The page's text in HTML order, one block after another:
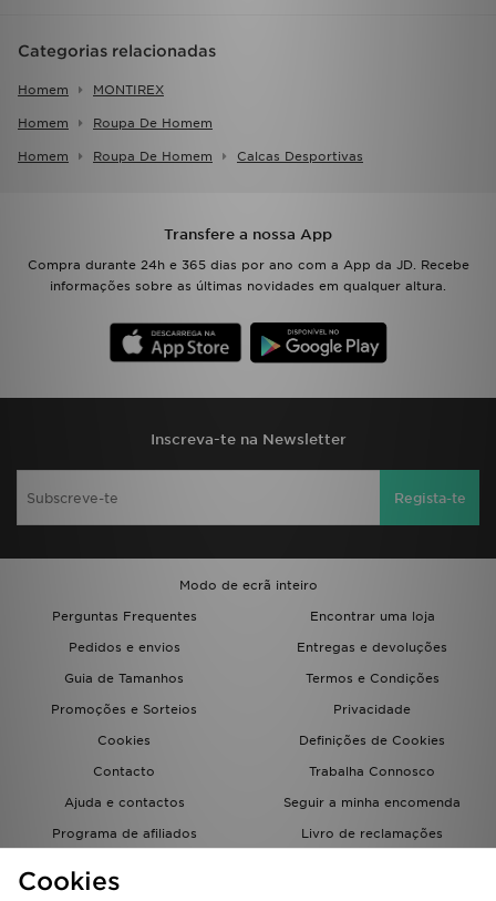
Categorias relacionadas
Homem MONTIREX
Homem Roupa De Homem
Homem Roupa De Homem Calcas Desportivas
Transfere a nossa App
Compra durante 24h e 365 dias por ano com a App da JD. Recebe
informações sobre as últimas novidades em qualquer altura.
Inscreva-te na Newsletter
Regista-te
Modo de ecrã inteiro
Perguntas Frequentes
Encontrar uma loja
Pedidos e envios
Entregas e devoluções
Guia de Tamanhos
Termos e Condições
Promoções e Sorteios
Privacidade
Cookies
Definições de Cookies
Contacto
Trabalha Connosco
Ajuda e contactos
Seguir a minha encomenda
Programa de afiliados
Livro de reclamações
Cookies